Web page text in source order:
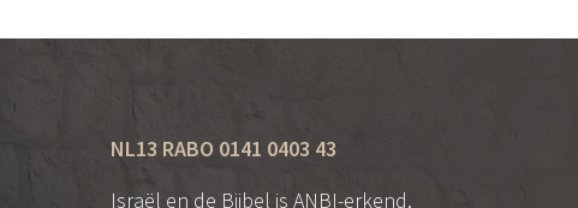
NL13 RABO 0141 0403 43
Israël en de Bijbel is ANBI-erkend.